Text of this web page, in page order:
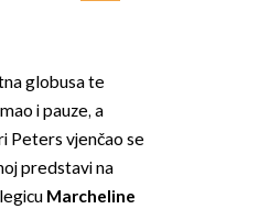
globusa te
i pauze, a
Peters vjenčao se
predstavi na
Marcheline